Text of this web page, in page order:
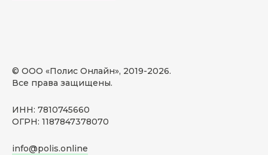
© ООО «Полис Онлайн», 2019-2026.
Все права защищены.
ИНН: 7810745660
ОГРН: 1187847378070
info@polis.online